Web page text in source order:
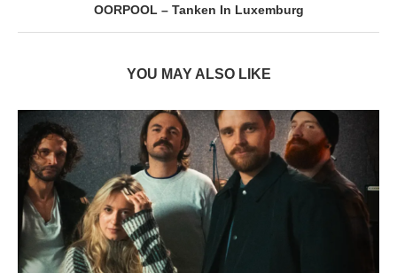
OORPOOL – Tanken In Luxemburg
YOU MAY ALSO LIKE